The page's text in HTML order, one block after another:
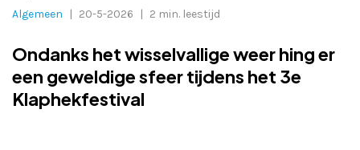
Algemeen | 20-5-2026 | 2 min. leestijd
Ondanks het wisselvallige weer hing er
een geweldige sfeer tijdens het 3e
Klaphekfestival